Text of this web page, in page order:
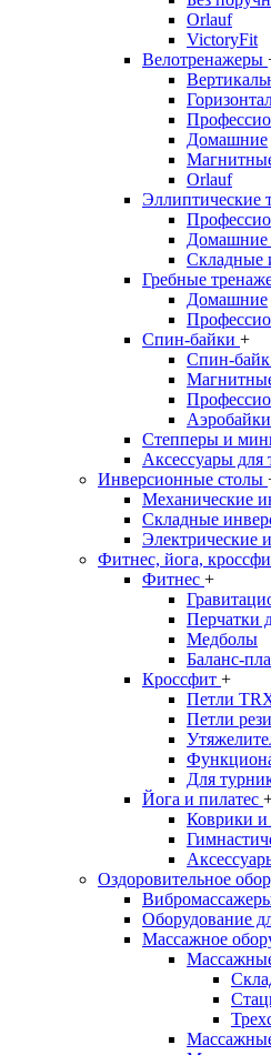
Orlauf
VictoryFit
Велотренажеры
Домашние
Orlauf
Эллиптические
Домашние
Складные
Гребные
Домашние
Спин-байки +
Спин-байк
Аэробайки
Степперы и
Аксессуары для
Инверсионные столы
Механические
Складные
Электрические
Фитнес, йога,
Фитнес +
Перчатки
Медболы
Баланс-
Кроссфит +
Петли
Петли
Для
Йога и пилатес
Коврики и
Оздоровительное
Оборудование
Массажное